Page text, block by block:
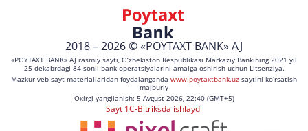
2018 – 2026 © «POYTAXT BANK» AJ
«POYTAXT BANK» AJ rasmiy sayti, O‘zbekiston Respublikasi Markaziy Bankining 2021 yil
25 dekabrdagi 84-sonli bank operatsiyalarini amalga oshirish uchun Litsenziya.
Mazkur veb-sayt materiallaridan foydalanganda www.poytaxtbank.uz saytini ko‘rsatish
majburiy
Oxirgi yangilanish: 5 Avgust 2026, 22:40 (GMT+5)
Sayt 1C-Bitriksda ishlaydi